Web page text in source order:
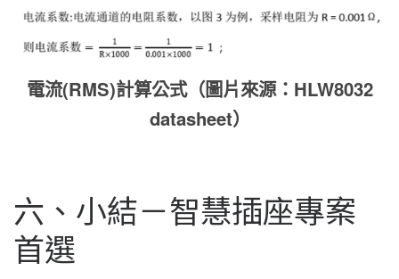
電流(RMS)計算公式（圖片來源：HLW8032
datasheet）
六、小結－智慧插座專案
首選